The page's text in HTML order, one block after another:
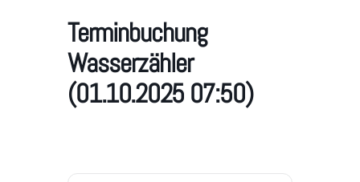
Terminbuchung
Wasserzähler
(01.10.2025 07:50)